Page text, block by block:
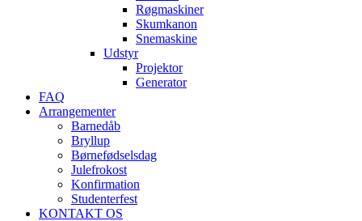
Røgmaskiner
Skumkanon
Snemaskine
Udstyr
Projektor
Generator
FAQ
Arrangementer
Barnedåb
Bryllup
Børnefødselsdag
Julefrokost
Konfirmation
Studenterfest
KONTAKT OS